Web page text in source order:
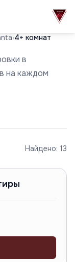
›4+ комнат
в
на каждом
Найдено: 13